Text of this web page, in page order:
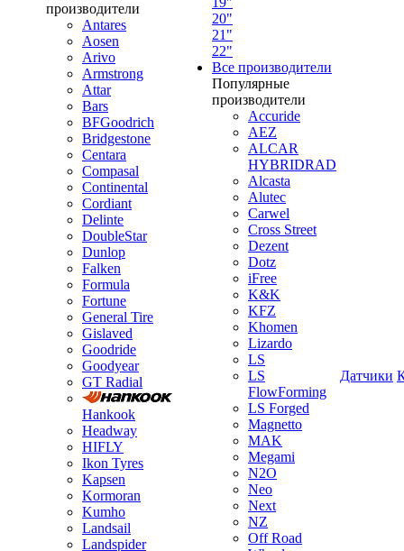
производители
Antares
Aosen
Arivo
Armstrong
Attar
Bars
BFGoodrich
Bridgestone
Centara
Compasal
Continental
Cordiant
Delinte
DoubleStar
Dunlop
Falken
Formula
Fortune
General Tire
Gislaved
Goodride
Goodyear
GT Radial
Hankook
Headway
HIFLY
Ikon Tyres
Kapsen
Kormoran
Kumho
Landsail
Landspider
20"
21"
22"
Все производители
Популярные
производители
Accuride
AEZ
ALCAR
HYBRIDRAD
Alcasta
Alutec
Carwel
Cross Street
Dezent
Dotz
iFree
K&K
KFZ
Khomen
Lizardo
LS
LS
FlowForming
LS Forged
Magnetto
MAK
Megami
N2O
Neo
Next
NZ
Off Road
Датчики